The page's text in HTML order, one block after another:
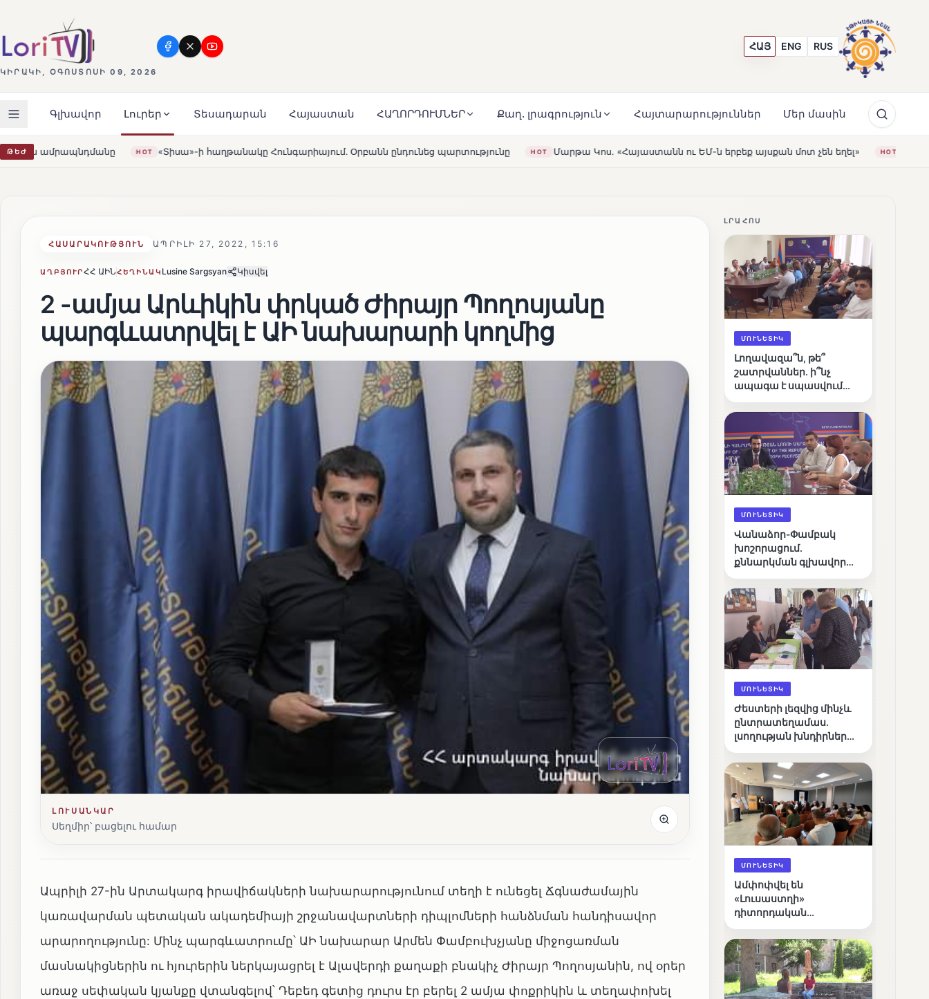
ԿԻՐԱԿԻ, ՕԳՈՍՏՈՍԻ 09, 2026
ՀԱՅ ENG RUS
Գլխավոր Լուրեր Տեսադարան Հայաստան ՀԱՂՈՐԴՈՒՄՆԵՐ Քաղ. լրագրություն Հայտարարություններ Մեր մասին
ԹԵԺ
«Տիսա»-ի հաղթանակը Հունգարիայում․ Օրբանն ընդունեց պարտությունը HOT Մարթա Կոս. «Հայաստանն ու ԵՄ-ն երբեք այսքան մոտ չեն եղել» HOT Լեռնահովիտի Սուրբ Ստեփանոս
ՀԱՍԱՐԱԿՈՒԹՅՈՒՆ ԱՊՐԻԼԻ 27, 2022, 15:16
ԱՂԲՅՈՒՐՀՀ ԱԻՆՀԵՂԻՆԱԿ Lusine Sargsyan Կիսվել
2 -ամյա Արևիկին փրկած Ժիրայր Պողոսյանը
պարգևատրվել է ԱԻ նախարարի կողմից
ԼՈՒՍԱՆԿԱՐ
Սեղմիր՝ բացելու համար
Ապրիլի 27-ին Արտակարգ իրավիճակների նախարարությունում տեղի է ունեցել Ճգնաժամային
կառավարման պետական ակադեմիայի շրջանավարտների դիպլոմների հանձնման հանդիսավոր
արարողությունը: Մինչ պարգևատրումը՝ ԱԻ նախարար Արմեն Փամբուխչյանը միջոցառման
մասնակիցներին ու հյուրերին ներկայացրել է Ալավերդի քաղաքի բնակիչ Ժիրայր Պողոսյանին, ով օրեր
առաջ սեփական կյանքը վտանգելով՝ Դեբեդ գետից դուրս էր բերել 2 ամյա փոքրիկին և տեղափոխել
ԼՐԱՀՈՍ
ՄՈՒՆԵՏԻԿ
Լողավազա՞ն, թե՞
շատրվաններ. ի՞նչ
ապագա է սպասվում
լճին
ՄՈՒՆԵՏԻԿ
Վանաձոր-Փամբակ
խոշորացում.
քննարկման գլխավոր
կառավարո՞ւմ, թե՞
քաղաքական նպատակ
ՄՈՒՆԵՏԻԿ
Ժեստերի լեզվից մինչև
ընտրատեղամաս.
լսողության խնդիրներ
ճանապարհը
ՄՈՒՆԵՏԻԿ
Ամփոփվել են
«Լուսաստղի»
դիտորդական
արդյունքները